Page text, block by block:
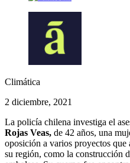
Climática
2 diciembre, 2021
La policía chilena investiga el
Rojas Veas, de 42 años, una
oposición a varios proyectos que
su región, como la construcción